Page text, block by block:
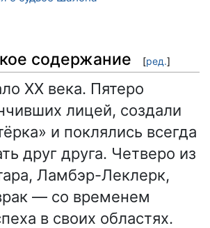
содержание [ред.]
XX века. Пятеро
лицей, создали
и поклялись всегда
друг друга. Четверо из
Ламбэр-Леклерк,
— со временем
в своих областях.